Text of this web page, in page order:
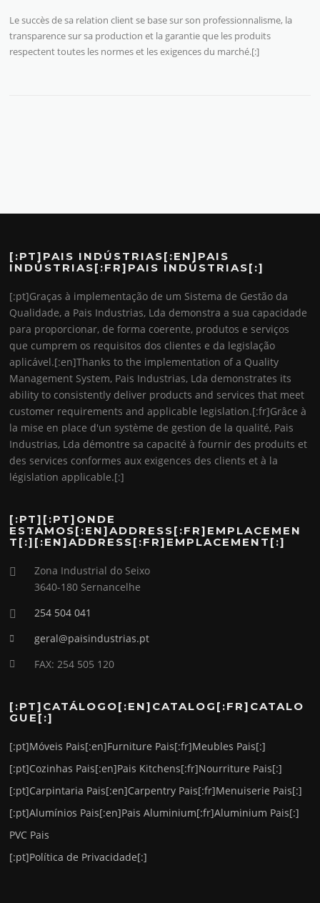
Le succès de sa relation client se base sur son professionnalisme, la
transparence sur sa production et la garantie que les produits
respectent toutes les normes et les exigences du marché.[:]
[:PT]PAIS INDÚSTRIAS[:EN]PAIS
INDÚSTRIAS[:FR]PAIS INDÚSTRIAS[:]
[:pt]Graças à implementação de um Sistema de Gestão da
Qualidade, a Pais Industrias, Lda demonstra a sua capacidade
para proporcionar, de forma coerente, produtos e serviços
que cumprem os requisitos dos clientes e da legislação
aplicável.[:en]Thanks to the implementation of a Quality
Management System, Pais Industrias, Lda demonstrates its
ability to consistently deliver products and services that meet
customer requirements and applicable legislation.[:fr]Grâce à
la mise en place d'un système de gestion de la qualité, Pais
Industrias, Lda démontre sa capacité à fournir des produits et
des services conformes aux exigences des clients et à la
législation applicable.[:]
[:PT][:PT]ONDE
ESTAMOS[:EN]ADDRESS[:FR]EMPLACEMEN
T[:][:EN]ADDRESS[:FR]EMPLACEMENT[:]
Zona Industrial do Seixo
3640-180 Sernancelhe
254 504 041
geral@paisindustrias.pt
FAX: 254 505 120
[:PT]CATÁLOGO[:EN]CATALOG[:FR]CATALO
GUE[:]
[:pt]Móveis Pais[:en]Furniture Pais[:fr]Meubles Pais[:]
[:pt]Cozinhas Pais[:en]Pais Kitchens[:fr]Nourriture Pais[:]
[:pt]Carpintaria Pais[:en]Carpentry Pais[:fr]Menuiserie Pais[:]
[:pt]Alumínios Pais[:en]Pais Aluminium[:fr]Aluminium Pais[:]
PVC Pais
[:pt]Política de Privacidade[:]